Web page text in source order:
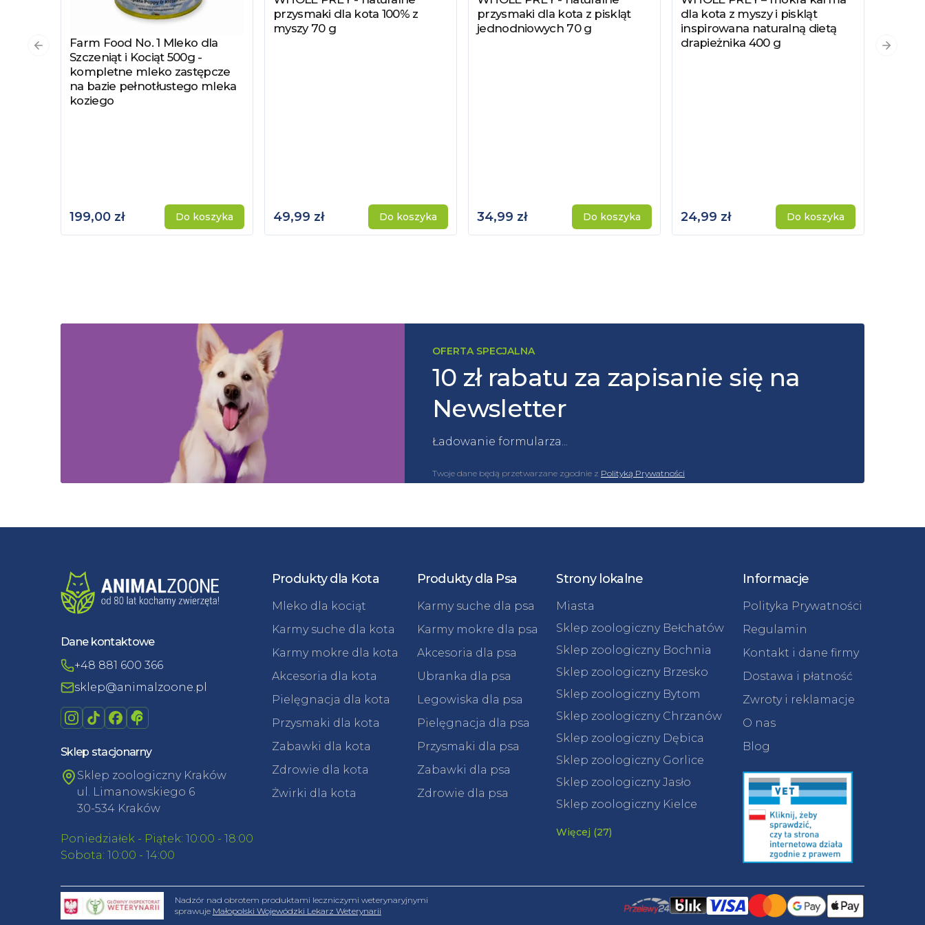
Zobacz produkt
Farm Food No. 1 Mleko dla
Szczeniąt i Kociąt 500g -
kompletne mleko zastępcze
na bazie pełnotłustego mleka
koziego
199,00 zł Do koszyka
przysmaki dla kota 100% z
myszy 70 g
49,99 zł Do koszyka
przysmaki dla kota z piskląt
jednodniowych 70 g
34,99 zł Do koszyka
dla kota z myszy i piskląt
inspirowana naturalną dietą
drapieżnika 400 g
24,99 zł Do koszyka
Poprzedni slajd
OFERTA SPECJALNA
10 zł rabatu za zapisanie się na
Newsletter
Ładowanie formularza...
Twoje dane będą przetwarzane zgodnie z Polityką Prywatności
Dane kontaktowe
+48 881 600 366
sklep@animalzoone.pl
Sklep stacjonarny
Sklep zoologiczny Kraków
ul. Limanowskiego 6
30-534 Kraków
Poniedziałek - Piątek: 10:00 - 18:00
Sobota: 10:00 - 14:00
Produkty dla Kota
Mleko dla kociąt
Karmy suche dla kota
Karmy mokre dla kota
Akcesoria dla kota
Pielęgnacja dla kota
Przysmaki dla kota
Zabawki dla kota
Zdrowie dla kota
Żwirki dla kota
Produkty dla Psa
Karmy suche dla psa
Karmy mokre dla psa
Akcesoria dla psa
Ubranka dla psa
Legowiska dla psa
Pielęgnacja dla psa
Przysmaki dla psa
Zabawki dla psa
Zdrowie dla psa
Strony lokalne
Miasta
Sklep zoologiczny Bełchatów
Sklep zoologiczny Bochnia
Sklep zoologiczny Brzesko
Sklep zoologiczny Bytom
Sklep zoologiczny Chrzanów
Sklep zoologiczny Dębica
Sklep zoologiczny Gorlice
Sklep zoologiczny Jasło
Sklep zoologiczny Kielce
Więcej (27)
Informacje
Polityka Prywatności
Regulamin
Kontakt i dane firmy
Dostawa i płatność
Zwroty i reklamacje
O nas
Blog
Nadzór nad obrotem produktami leczniczymi weterynaryjnymi
sprawuje Małopolski Wojewódzki Lekarz Weterynarii